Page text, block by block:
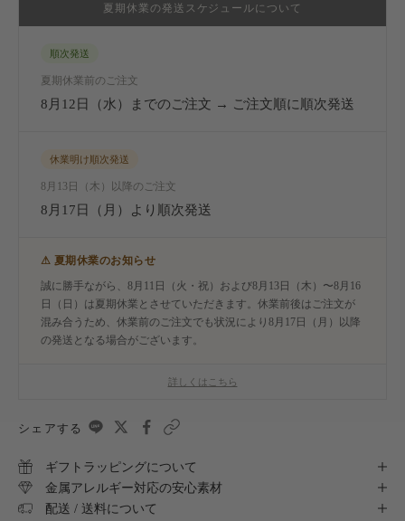
夏期休業の発送スケジュールについて
順次発送
夏期休業前のご注文
8月12日（水）までのご注文 → ご注文順に順次発送
休業明け順次発送
8月13日（木）以降のご注文
8月17日（月）より順次発送
⚠ 夏期休業のお知らせ
誠に勝手ながら、8月11日（火・祝）および8月13日（木）〜8月16
日（日）は夏期休業とさせていただきます。休業前後はご注文が
混み合うため、休業前のご注文でも状況により8月17日（月）以降
の発送となる場合がございます。
詳しくはこちら
シェアする
ギフトラッピングについて
金属アレルギー対応の安心素材
配送 / 送料について